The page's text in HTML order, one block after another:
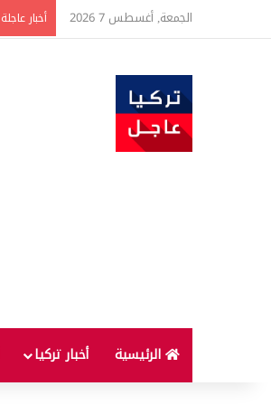
الجمعة, أغسطس 7 2026 أخبار عاجلة
الرئيسية أخبار تركيا